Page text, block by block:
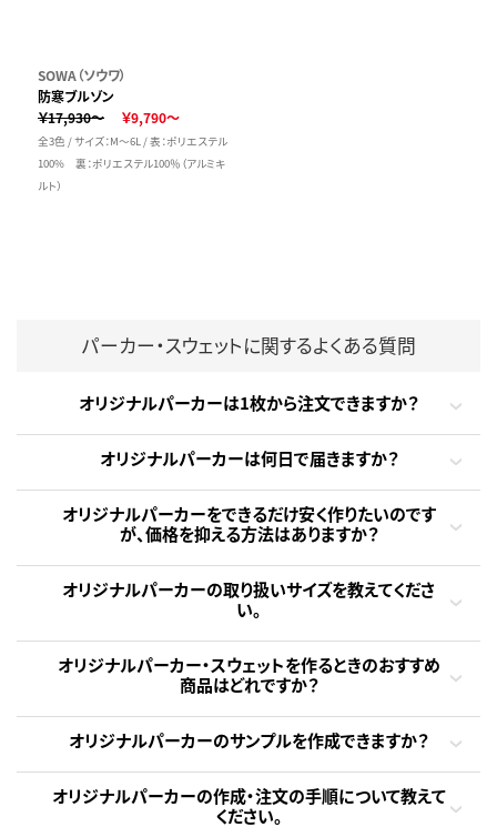
SOWA（ソウワ）
防寒ブルゾン
￥17,930～
￥9,790～
全3色 / サイズ：M～6L / 表：ポリエステル
100% 裏：ポリエステル100％（アルミキ
ルト）
パーカー・スウェットに関するよくある質問
オリジナルパーカーは1枚から注文できますか？
オリジナルパーカーは何日で届きますか？
オリジナルパーカーをできるだけ安く作りたいのです
が、価格を抑える方法はありますか？
オリジナルパーカーの取り扱いサイズを教えてくださ
い。
オリジナルパーカー・スウェットを作るときのおすすめ
商品はどれですか？
オリジナルパーカーのサンプルを作成できますか？
オリジナルパーカーの作成・注文の手順について教えて
ください。